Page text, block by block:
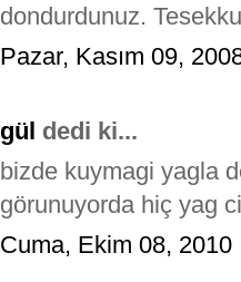
dondurdunuz.
Pazar, Kasım 09,
gül dedi ki...
bizde kuymagi yagla
görunuyorda hiç yag
Cuma, Ekim 08, 2010